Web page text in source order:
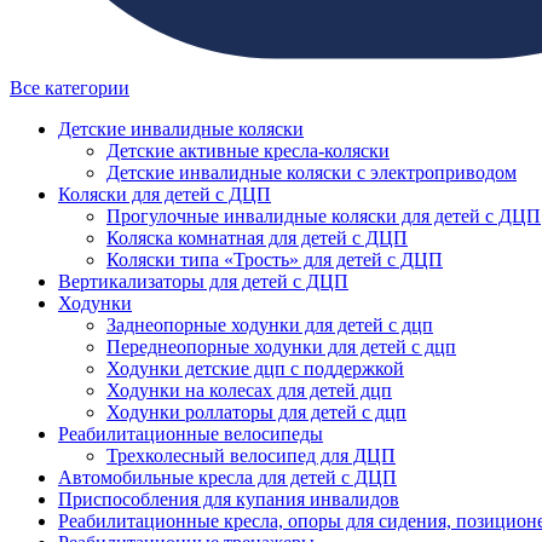
Все категории
Детские инвалидные коляски
Детские активные кресла-коляски
Детские инвалидные коляски с электроприводом
Коляски для детей с ДЦП
Прогулочные инвалидные коляски для детей с ДЦП
Коляска комнатная для детей с ДЦП
Коляски типа «Трость» для детей с ДЦП
Вертикализаторы для детей с ДЦП
Ходунки
Заднеопорные ходунки для детей с дцп
Переднеопорные ходунки для детей с дцп
Ходунки детские дцп с поддержкой
Ходунки на колесах для детей дцп
Ходунки роллаторы для детей с дцп
Реабилитационные велосипеды
Трехколесный велосипед для ДЦП
Автомобильные кресла для детей с ДЦП
Приспособления для купания инвалидов
Реабилитационные кресла, опоры для сидения,